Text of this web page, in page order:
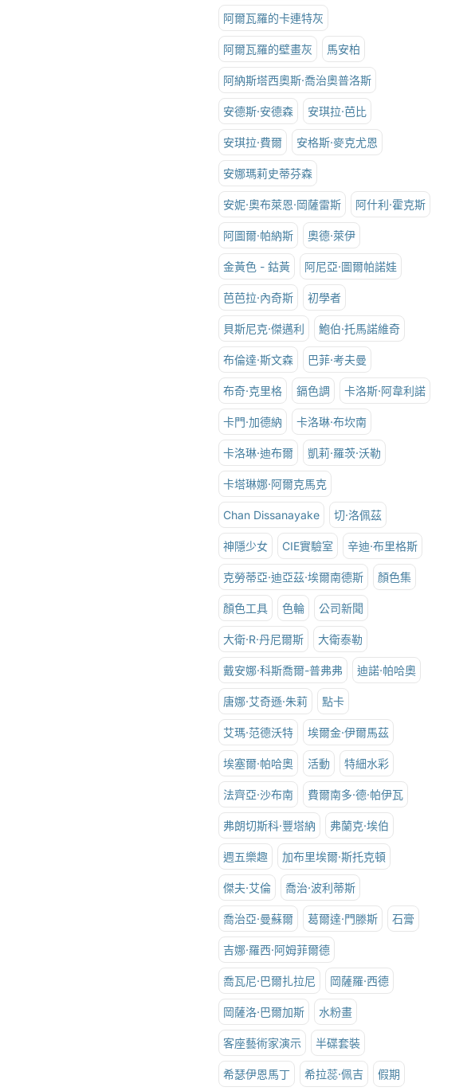
阿爾瓦羅的卡連特灰
阿爾瓦羅的壁畫灰 馬安柏
阿納斯塔西奧斯·喬治奧普洛斯
安德斯·安德森 安琪拉·芭比
安琪拉·費爾 安格斯·麥克尤恩
安娜瑪莉史蒂芬森
安妮·奧布萊恩·岡薩雷斯 阿什利·霍克斯
阿圖爾·帕納斯 奧德·萊伊
金黃色 - 鈷黃 阿尼亞·圖爾帕諾娃
芭芭拉·內奇斯 初學者
貝斯尼克·傑邁利 鮑伯·托馬諾維奇
布倫達·斯文森 巴菲·考夫曼
布奇·克里格 鎘色調 卡洛斯·阿韋利諾
卡門·加德納 卡洛琳·布坎南
卡洛琳·迪布爾 凱莉·羅茨·沃勒
卡塔琳娜·阿爾克馬克
Chan Dissanayake 切·洛佩茲
神隱少女 CIE實驗室 辛迪·布里格斯
克勞蒂亞·迪亞茲·埃爾南德斯 顏色集
顏色工具 色輪 公司新聞
大衛·R·丹尼爾斯 大衛泰勒
戴安娜·科斯喬爾-普弗弗 迪諾·帕哈奧
唐娜·艾奇遜·朱莉 點卡
艾瑪·范德沃特 埃爾金·伊爾馬茲
埃塞爾·帕哈奧 活動 特細水彩
法齊亞·沙布南 費爾南多·德·帕伊瓦
弗朗切斯科·豐塔納 弗蘭克·埃伯
週五樂趣 加布里埃爾·斯托克頓
傑夫·艾倫 喬治·波利蒂斯
喬治亞·曼蘇爾 葛爾達·門滕斯 石膏
吉娜·羅西·阿姆菲爾德
喬瓦尼·巴爾扎拉尼 岡薩羅·西德
岡薩洛·巴爾加斯 水粉畫
客座藝術家演示 半碟套裝
希瑟伊恩馬丁 希拉蕊·佩吉 假期